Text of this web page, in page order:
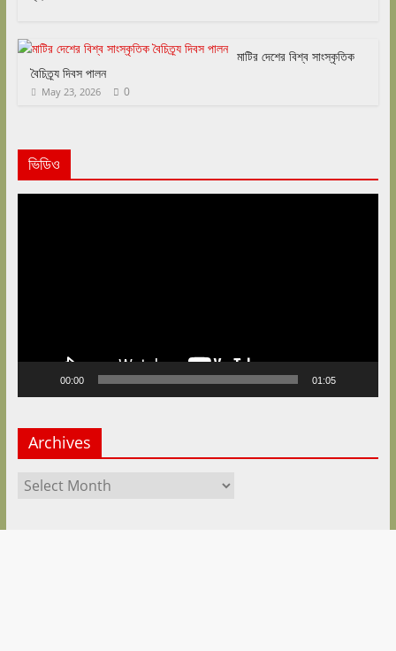
মাটির দেশের বিশ্ব সাংস্কৃতিক
বৈচিত্র্য দিবস পালন
May 23, 2026 0
ভিডিও
00:00 01:05
Archives
Archives